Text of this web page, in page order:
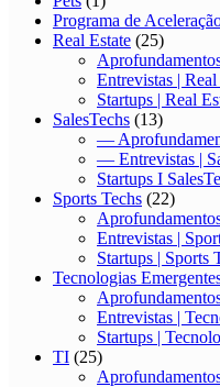
Programa de
Real Estate (25)
Entrevistas | Real
Startups | Real
SalesTechs (13)
—
— Entrevistas |
Startups I
Sports Techs (22)
Entrevistas |
Startups | Sports
Tecnologias
Entrevistas |
Startups |
TI (25)